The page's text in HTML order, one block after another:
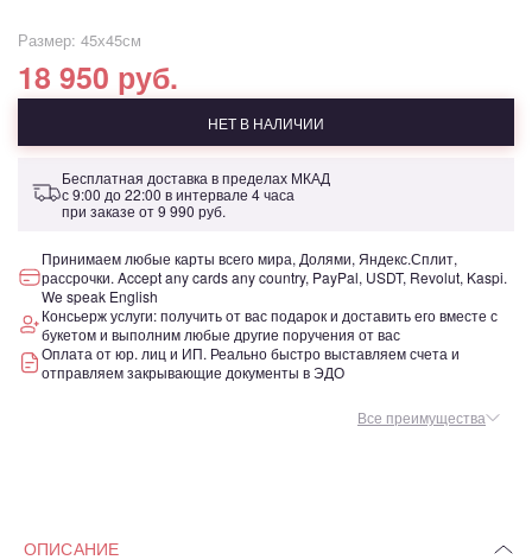
Размер: 45х45см
18 950 руб.
НЕТ В НАЛИЧИИ
Бесплатная доставка в пределах МКАД
с 9:00 до 22:00 в интервале 4 часа
при заказе от9 990 руб.
Принимаем любые карты всего мира, Долями, Яндекс.Сплит,
рассрочки. Accept any cards any country, PayPal, USDT, Revolut, Kaspi.
We speak English
Консьерж услуги: получить от вас подарок и доставить его вместе с
букетом и выполним любые другие поручения от вас
Оплата от юр. лиц и ИП. Реально быстро выставляем счета и
отправляем закрывающие документы в ЭДО
Все преимущества
ОПИСАНИЕ